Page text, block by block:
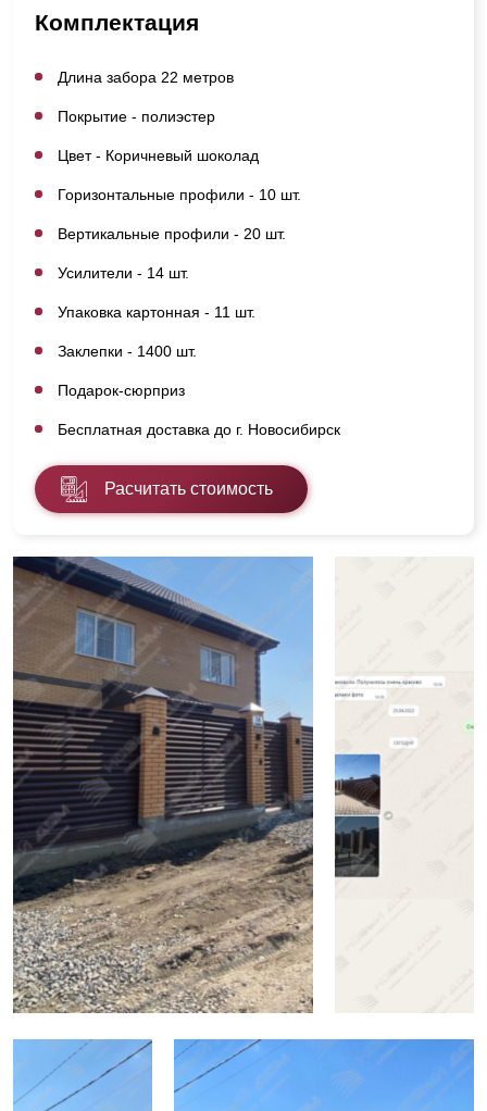
Комплектация
Длина забора 22 метров
Покрытие - полиэстер
Цвет - Коричневый шоколад
Горизонтальные профили - 10 шт.
Вертикальные профили - 20 шт.
Усилители - 14 шт.
Упаковка картонная - 11 шт.
Заклепки - 1400 шт.
Подарок-сюрприз
Бесплатная доставка до г. Новосибирск
Расчитать стоимость